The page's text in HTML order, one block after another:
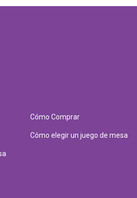
Cómo Comprar
Cómo elegir un juego de mesa